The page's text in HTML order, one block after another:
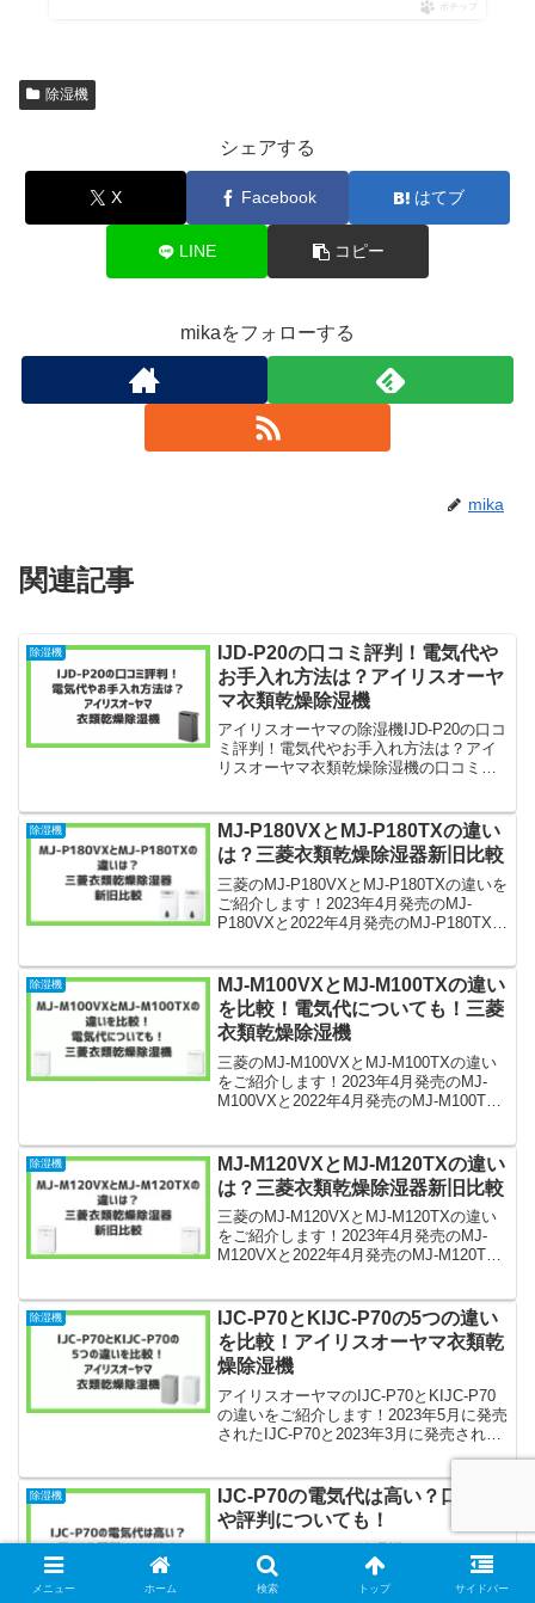
ポチップ
除湿機
シェアする
X Facebook はてブ
LINE コピー
mikaをフォローする
mika
関連記事
除湿機
IJD-P20の口コミ評判！電気代や
お手入れ方法は？アイリスオーヤ
マ衣類乾燥除湿機
アイリスオーヤマの除湿機IJD-P20の口コ
ミ評判！電気代やお手入れ方法は？アイ
リスオーヤマ衣類乾燥除湿機の口コミや
オーヤマのIJD-P20は2023年5月に発売し
た、...
除湿機
MJ-P180VXとMJ-P180TXの違い
は？三菱衣類乾燥除湿器新旧比較
三菱のMJ-P180VXとMJ-P180TXの違いを
ご紹介します！2023年4月発売のMJ-
P180VXと2022年4月発売のMJ-P180TXは
P180TXの違...
除湿機
MJ-M100VXとMJ-M100TXの違い
を比較！電気代についても！三菱
衣類乾燥除湿機
三菱のMJ-M100VXとMJ-M100TXの違い
をご紹介します！2023年4月発売のMJ-
M100VXと2022年4月発売のMJ-M100TX
機です。MJ-M100V...
除湿機
MJ-M120VXとMJ-M120TXの違い
は？三菱衣類乾燥除湿器新旧比較
三菱のMJ-M120VXとMJ-M120TXの違い
をご紹介します！2023年4月発売のMJ-
M120VXと2022年4月発売のMJ-M120TX
量衣類集中乾燥モードを搭載...
除湿機
IJC-P70とKIJC-P70の5つの違い
を比較！アイリスオーヤマ衣類乾
燥除湿機
アイリスオーヤマのIJC-P70とKIJC-P70
の違いをご紹介します！2023年5月に発売
されたIJC-P70と2023年3月に発売された
P70の...
除湿機
IJC-P70の電気代は高い？口コミ
や評判についても！
ミや評判についてご紹介します！気にな
る電気代についてもまとめました。アイ
メニュー ホーム 検索 トップ サイドバー